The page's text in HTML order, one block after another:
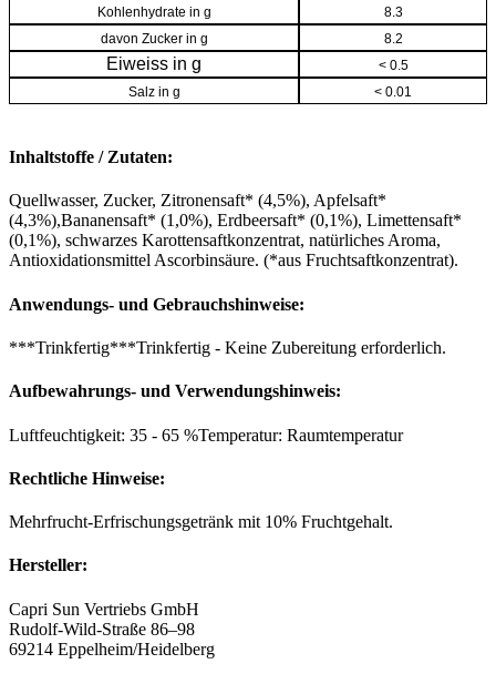
Kohlenhydrate in g
8.3
davon Zucker in g
8.2
Eiweiss in g
< 0.5
Salz in g
< 0.01
Inhaltstoffe / Zutaten:
Quellwasser, Zucker, Zitronensaft* (4,5%), Apfelsaft*
(4,3%),Bananensaft* (1,0%), Erdbeersaft* (0,1%), Limettensaft*
(0,1%), schwarzes Karottensaftkonzentrat, natürliches Aroma,
Antioxidationsmittel Ascorbinsäure. (*aus Fruchtsaftkonzentrat).
Anwendungs- und Gebrauchshinweise:
***Trinkfertig***Trinkfertig - Keine Zubereitung erforderlich.
Aufbewahrungs- und Verwendungshinweis:
Luftfeuchtigkeit: 35 - 65 %Temperatur: Raumtemperatur
Rechtliche Hinweise:
Mehrfrucht-Erfrischungsgetränk mit 10% Fruchtgehalt.
Hersteller:
Capri Sun Vertriebs GmbH
Rudolf-Wild-Straße 86–98
69214 Eppelheim/Heidelberg